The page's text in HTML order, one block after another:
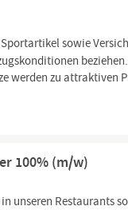
sowie
werden zu attraktiven
100% (m/w)
unseren Restaurants